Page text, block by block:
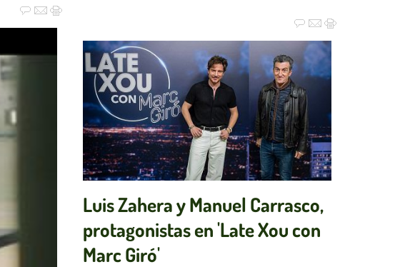
Luis Zahera y Manuel Carrasco,
protagonistas en 'Late Xou con
Marc Giró'